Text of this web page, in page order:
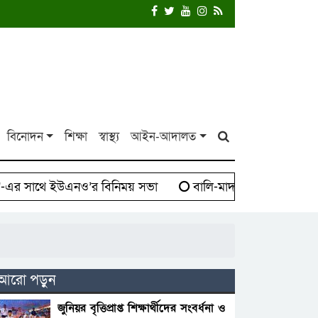
বিনোদন শিক্ষা স্বাস্থ্য আইন-আদালত
ইউএনও’র বিনিময় সভা বালি-মাদক সিন্ডিকেট
পড়ুন
জুনিয়র বৃত্তিপ্রাপ্ত শিক্ষার্থীদের সংবর্ধনা ও